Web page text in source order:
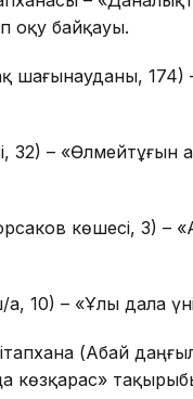
оқу байқауы.
шағынауданы,
32) – «Өлмейтұғын
көшесі, 3) –
10) – «Ұлы дала
(Абай